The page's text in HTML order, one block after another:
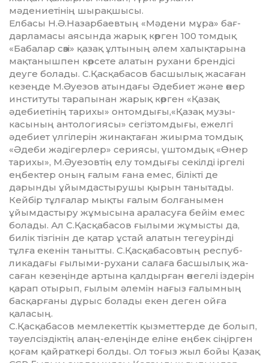
мәдениетінің шырақшысы.
Елбасы Н.Ә.Назарбаевтың «Мәдени мұра» бағ­
дарламасы аясында жарық көрген 100 том­дық
«Бабалар сөзі» қазақ ұлтының әлем халық­тарына
мақтанышпен көрсете алатын рухани брендісі
деуге болады. С.Қасқабасов басшылық жасаған
кезеңде М.Әуезов атындағы Әдебиет және өнер
институты тарапынан жарық көрген «Қа­зақ
әдебиетінің тарихы» онтомдығы,«Қазақ музы­
касының антологиясы» сегізтомдығы, ежелгі
әдебиет үлгілерін жинақтаған жиырма томдық
«Әдеби жәдігерлер» сериясы, үштомдық «Өнер
тарихы», М.Әуезовтің елу томдығы секілді іргелі
ең­бек­тер оның ғалым ғана емес, білікті де
дарынды ұйымдастырушы қырын танытады.
Кейбір тұлғалар мықты ғалым болғанымен
ұйымдастыру жұмысына араласуға бейім емес
бо­лады. Ал С.Қасқабасов ғылыми жұмысты да,
билік тізгінін де қатар ұстай алатын тегеурінді
тұлға екенін танытты. С.Қасқабасовтың рес­пуб­
лика­дағы ғылыми-рухани салаға басшылық жа­
саған ке­зеңінде артына қалдырған өнегелі ізде­рін
қарап отырып, ғылым әлемін нағыз ғалымның
бас­қар­ғаны дұрыс болады екен деген ойға
қаласың.
С.Қасқабасов мемлекеттік қызметтерде де болып,
тәуелсіздіктің алаң-елеңінде еліне еңбек сіңір­ген
қоғам қайраткері болды. Ол тоғыз жыл бойы Қазақ